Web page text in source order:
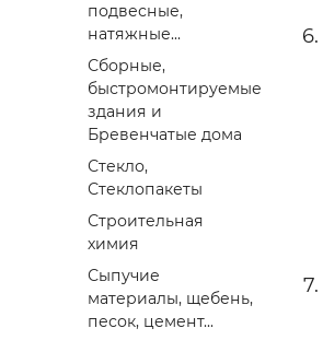
подвесные,
натяжные...
Сборные,
быстромонтируемые
здания и
Бревенчатые дома
Стекло,
Стеклопакеты
Строительная
химия
Сыпучие
материалы, щебень,
песок, цемент...